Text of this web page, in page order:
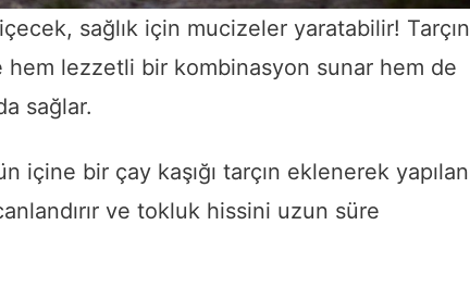
sağlık için mucizeler yaratabilir! Tarçın
lezzetli bir kombinasyon sunar hem de
sağlar.
içine bir çay kaşığı tarçın eklenerek yapılan
ve tokluk hissini uzun süre